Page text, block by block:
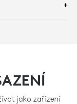
jako zařízení